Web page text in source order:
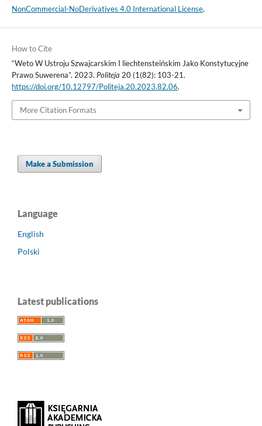
NonCommercial-NoDerivatives 4.0 International License.
How to Cite
“Weto W Ustroju Szwajcarskim I liechtensteińskim Jako Konstytucyjne
Prawo Suwerena”. 2023. Politeja 20 (1(82): 103-21.
https://doi.org/10.12797/Politeja.20.2023.82.06.
More Citation Formats
Make a Submission
Language
English
Polski
Latest publications